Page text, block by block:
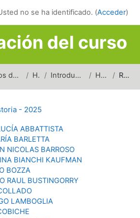
no se ha identificado. (Acceder)
del curso
Cursos de carreras de grado Historia Introducción a la Historia H_IH_2025 Resumen
- 2025
ABBATTISTA
BARLETTA
NICOLAS BARROSO
BIANCHI KAUFMAN
BOZZA
RAUL BUSTINGORRY
LAMBOGLIA